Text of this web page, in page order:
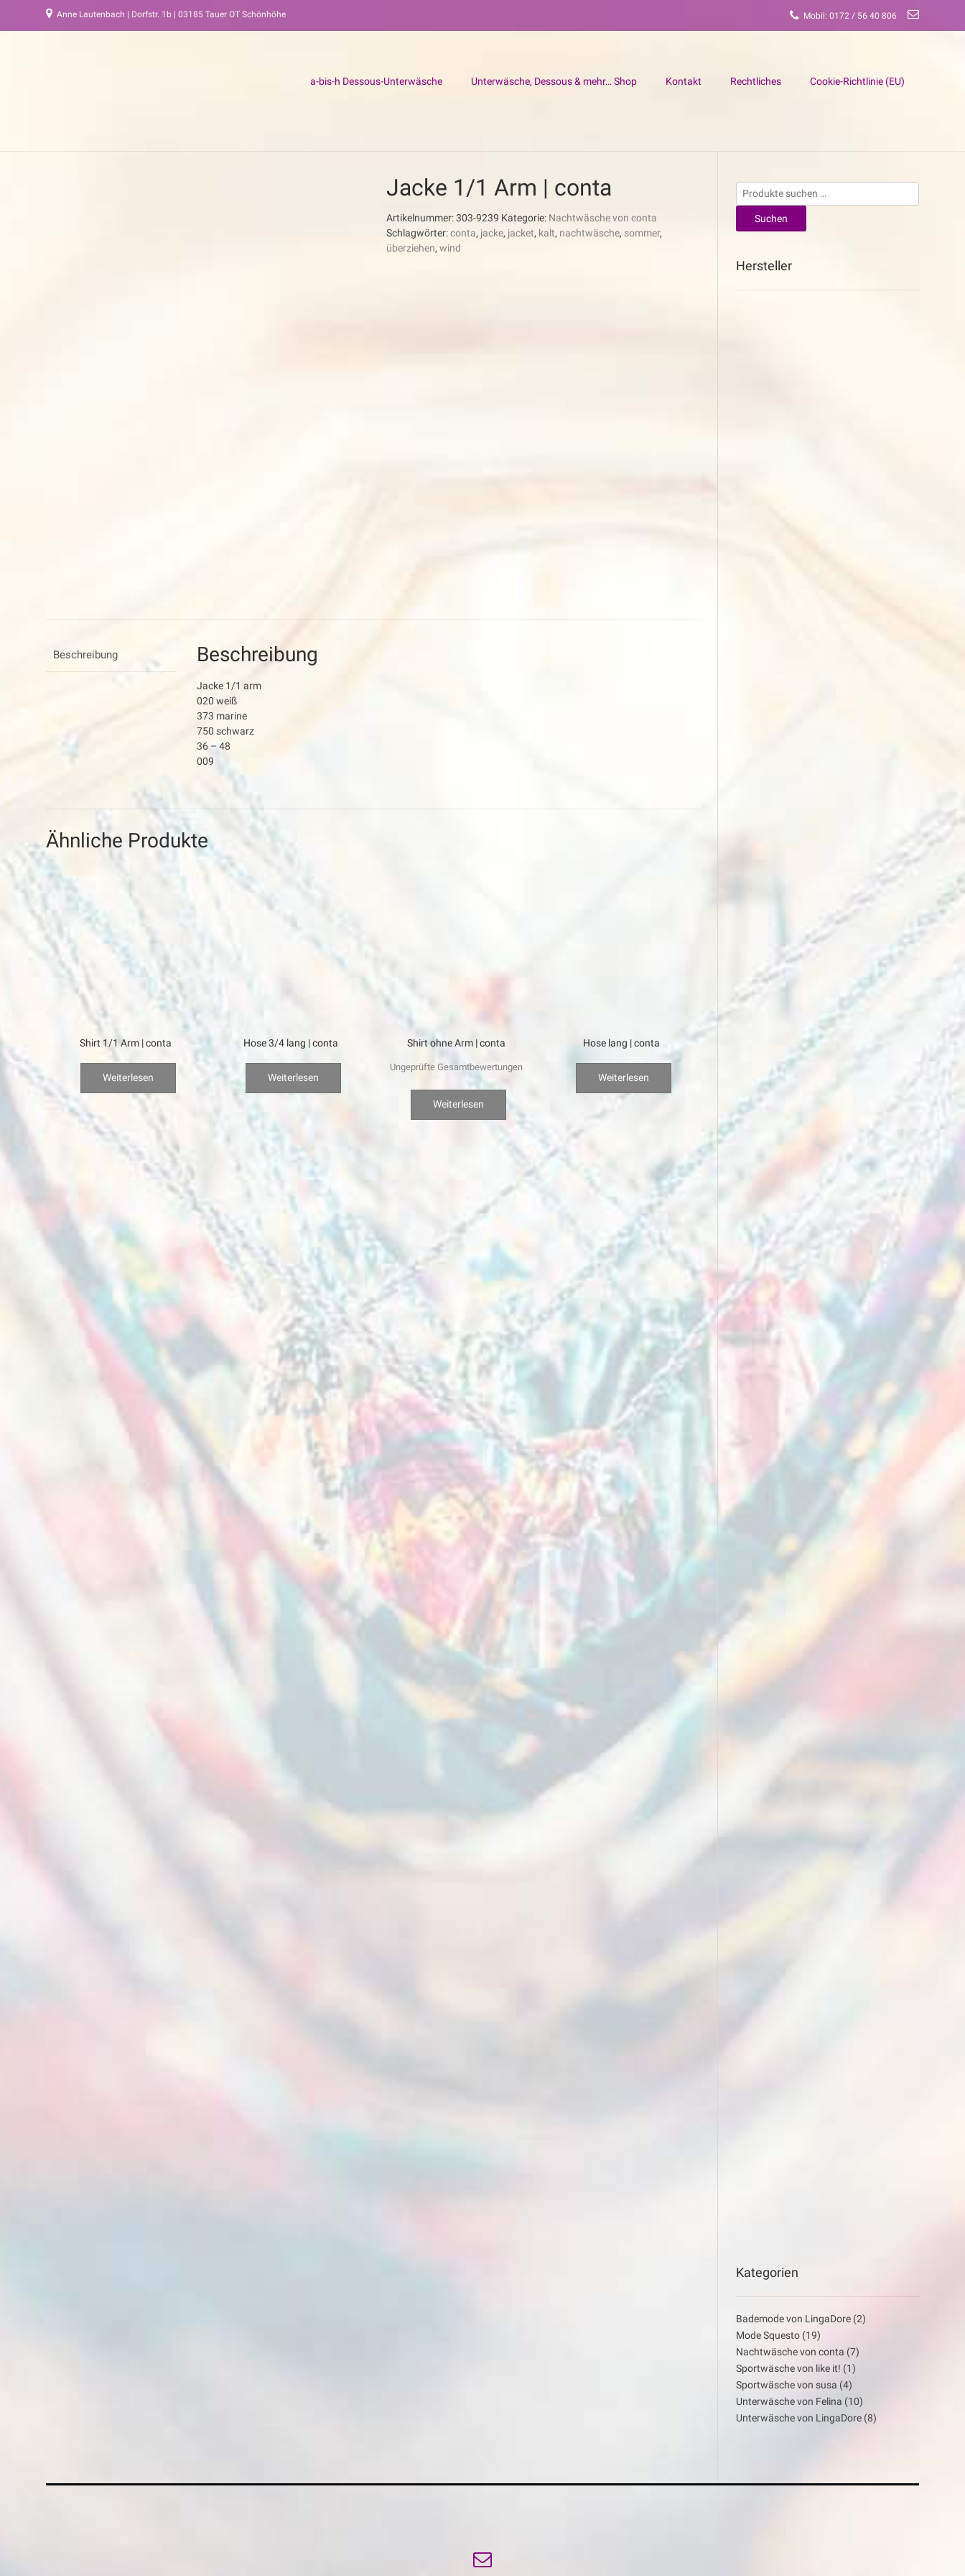
Anne Lautenbach | Dorfstr. 1b | 03185 Tauer OT Schönhöhe Mobil: 0172 / 56 40 806
a-bis-h Dessous-Unterwäsche Unterwäsche, Dessous & mehr… Shop Kontakt Rechtliches Cookie-Richtlinie (EU)
Jacke 1/1 Arm | conta
Artikelnummer:303-9239 Kategorie: Nachtwäsche von conta
Schlagwörter:conta, jacke, jacket, kalt, nachtwäsche, sommer,
überziehen,wind
Beschreibung Beschreibung
Jacke 1/1 arm
020 weiß
373 marine
750 schwarz
36 – 48
009
Ähnliche Produkte
Shirt 1/1 Arm | conta
Weiterlesen
Hose 3/4 lang | conta
Weiterlesen
Shirt ohne Arm | conta
Ungeprüfte Gesamtbewertungen
Weiterlesen
Hose lang | conta
Weiterlesen
Suchen
nach:
Suchen
Hersteller
Kategorien
Bademode von LingaDore (2)
Mode Squesto (19)
Nachtwäsche von conta (7)
Sportwäsche von like it! (1)
Sportwäsche von susa (4)
Unterwäsche von Felina (10)
Unterwäsche von LingaDore (8)